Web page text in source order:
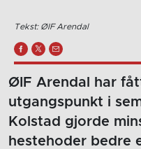
Tekst: ØIF Arendal
ØIF Arendal har
utgangspunkt i
Kolstad gjorde
hestehoder bedre